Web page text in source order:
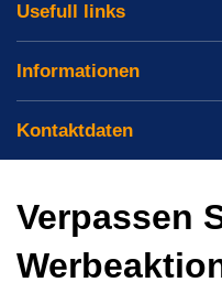
Usefull links
Informationen
Kontaktdaten
Verpassen